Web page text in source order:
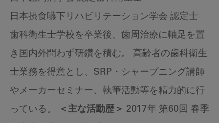
日本摂食嚥下リハビリテーション学会 認定士
歯科衛生士学校を卒業後、歯周治療に軸足を置
き国内外問わず研鑽を積む。 高齢者の歯科衛生
士業務を得意とし、SRP・シャープニング講師
やメーカーセミナー、執筆活動等を精力的に行
っている。
＜主な活動歴＞ 2017年 第60回 春季